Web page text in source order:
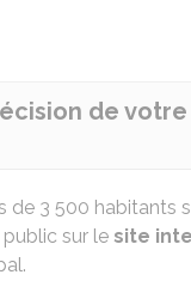
de
de 3 500 habitants
sur le site